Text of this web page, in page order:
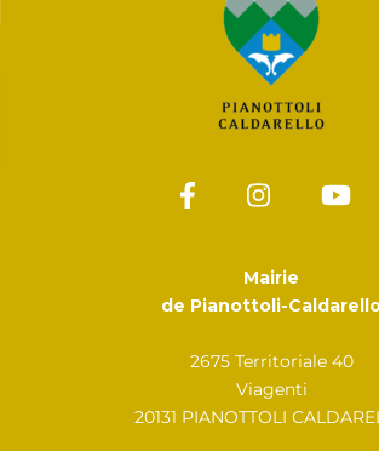
Mairie
de Pianottoli-
2675 Territoriale 40
Viagenti
20131 PIANOTTOLI